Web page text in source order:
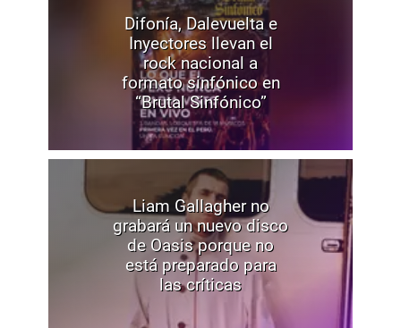
Difonía, Dalevuelta e
Inyectores llevan el
rock nacional a
formato sinfónico en
“Brutal Sinfónico”
Liam Gallagher no
grabará un nuevo disco
de Oasis porque no
está preparado para
las críticas